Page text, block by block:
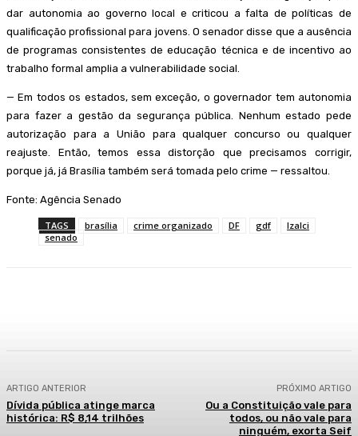
dar autonomia ao governo local e criticou a falta de políticas de
qualificação profissional para jovens. O senador disse que a ausência
de programas consistentes de educação técnica e de incentivo ao
trabalho formal amplia a vulnerabilidade social.
— Em todos os estados, sem exceção, o governador tem autonomia
para fazer a gestão da segurança pública. Nenhum estado pede
autorização para a União para qualquer concurso ou qualquer
reajuste. Então, temos essa distorção que precisamos corrigir,
porque já, já Brasília também será tomada pelo crime — ressaltou.
Fonte: Agência Senado
TAGS brasília crime organizado DF gdf
Izalci
senado
ARTIGO ANTERIOR
Dívida pública atinge marca
histórica: R$ 8,14 trilhões
PRÓXIMO ARTIGO
Ou a Constituição vale para
todos, ou não vale para
ninguém, exorta Seif